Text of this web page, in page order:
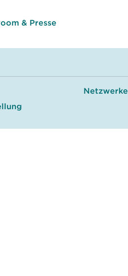
& Presse
Netzwerke